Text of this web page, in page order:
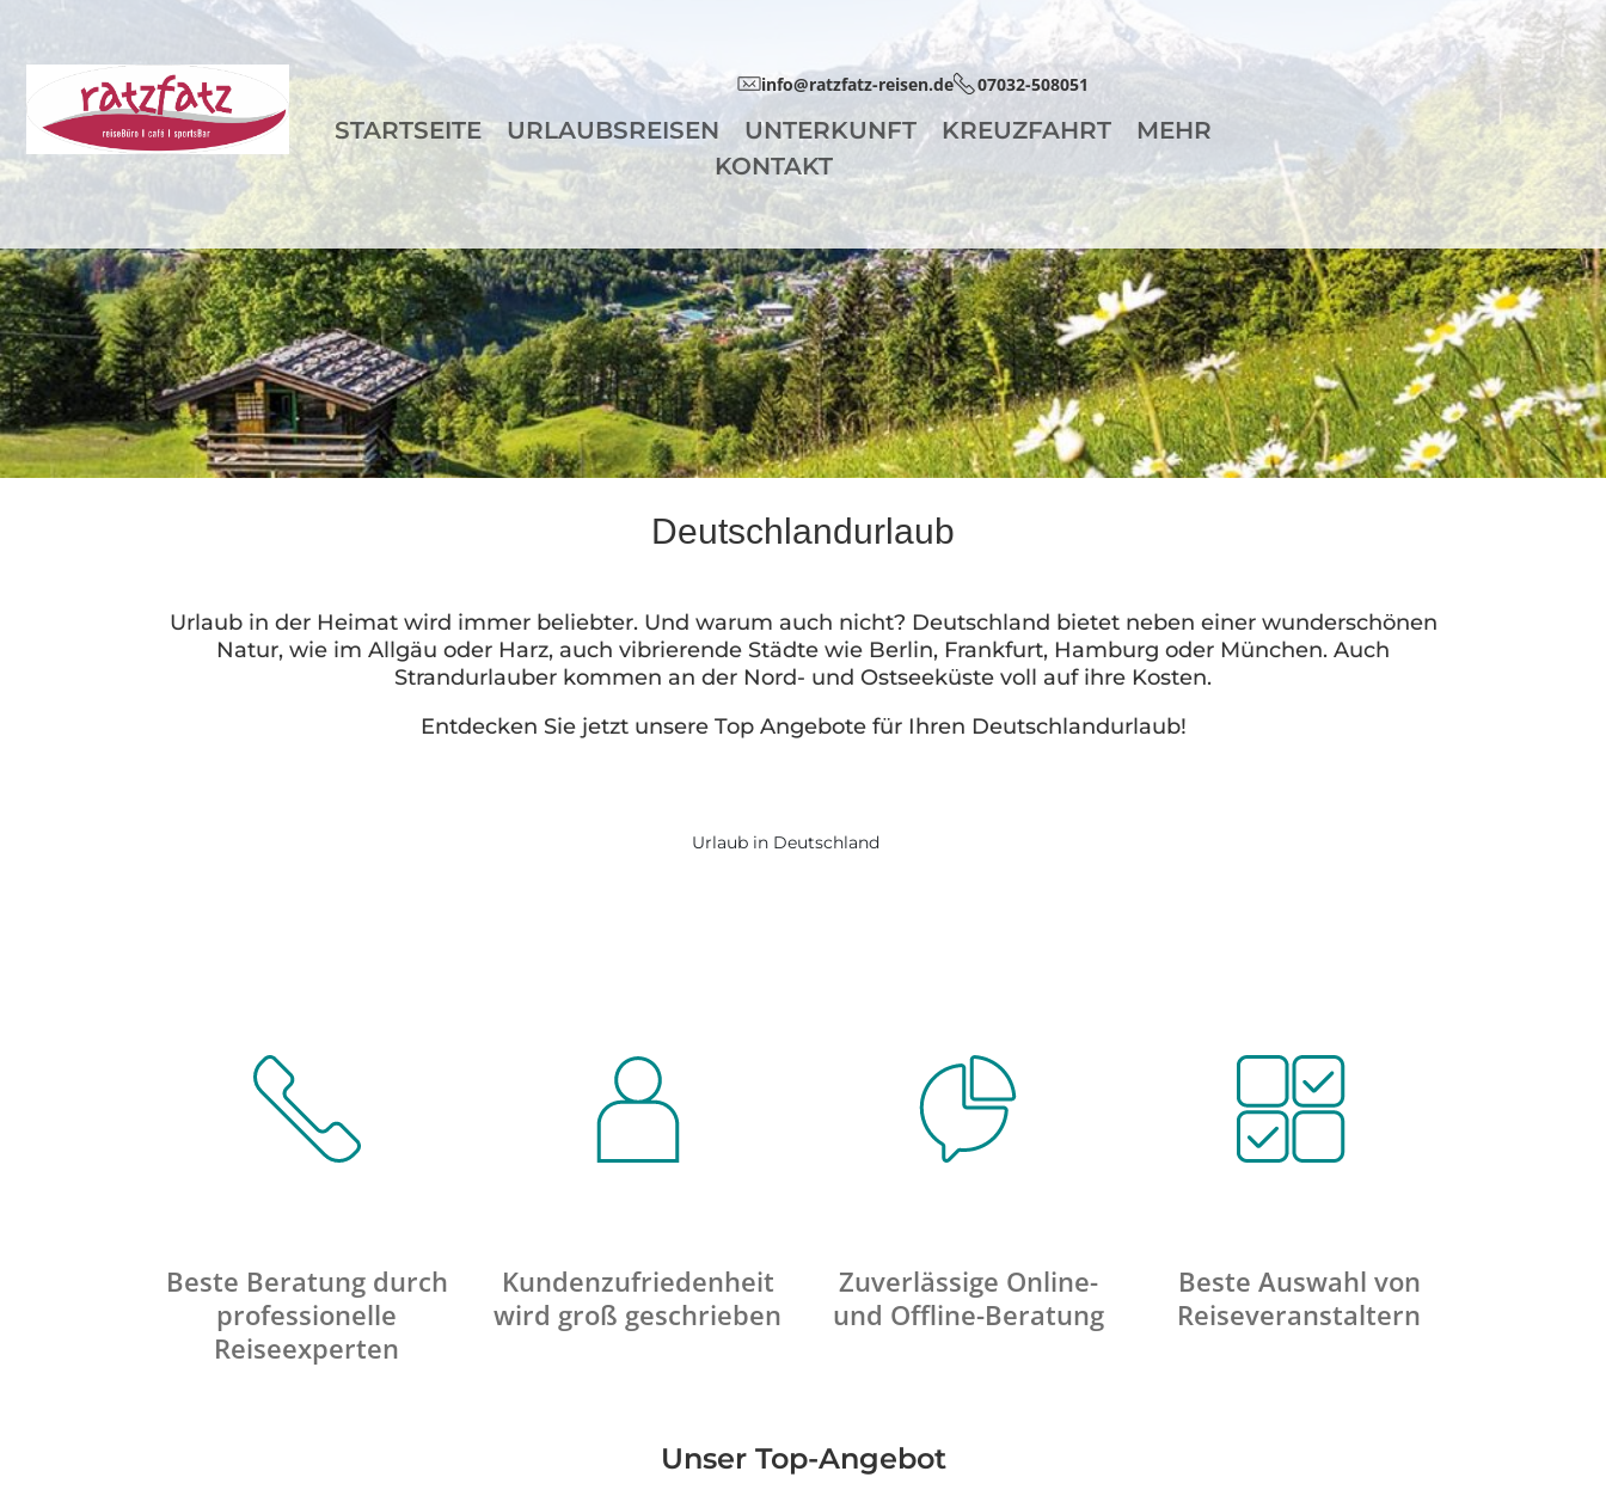
info@ratzfatz-reisen.de 07032-508051
STARTSEITE URLAUBSREISEN UNTERKUNFT KREUZFAHRT
MEHR
KONTAKT
Deutschlandurlaub
Urlaub in der Heimat wird immer beliebter. Und warum auch nicht? Deutschland bietet neben einer wunderschönen
Natur, wie im Allgäu oder Harz, auch vibrierende Städte wie Berlin, Frankfurt, Hamburg oder München. Auch
Strandurlauber kommen an der Nord- und Ostseeküste voll auf ihre Kosten.
Entdecken Sie jetzt unsere Top Angebote für Ihren Deutschlandurlaub!
Urlaub in Deutschland
Beste Beratung durch
professionelle
Reiseexperten
Kundenzufriedenheit
wird groß geschrieben
Zuverlässige Online-
und Offline-Beratung
Beste Auswahl von
Reiseveranstaltern
Unser Top-Angebot